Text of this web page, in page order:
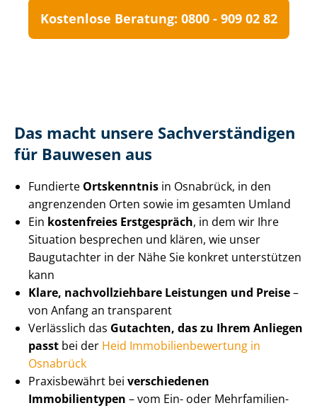
Kostenlose Beratung: 0800 - 909 02 82
Das macht unsere Sach­ver­stän­di­gen
für Bauwesen aus
Fundierte Ortskenntnis in Osnabrück, in den
angrenzenden Orten sowie im gesamten Umland
Ein kostenfreies Erstgespräch, in dem wir Ihre
Situation besprechen und klären, wie unser
Baugutachter in der Nähe Sie konkret unterstützen
kann
Klare, nach­voll­zieh­ba­re Leistungen und Preise–
von Anfang an transparent
Verlässlich das Gutachten, das zu Ihrem Anliegen
passt bei der Heid Im­mo­bi­li­en­be­wer­tung in
Osnabrück
Praxisbewährt bei verschiedenen
Immobilientypen – vom Ein- oder Mehr­fa­mi­li­en­